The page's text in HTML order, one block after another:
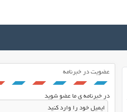
عضویت در خبرنامه
در خبرنامه ی ما عضو شوید